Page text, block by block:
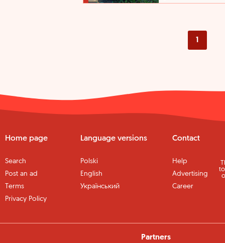
Przegląd techniczny do
1
Home page
Search
Post an ad
Terms
Privacy Policy
Language versions
Polski
English
Український
Contact
Help
Advertising
Career
Partners